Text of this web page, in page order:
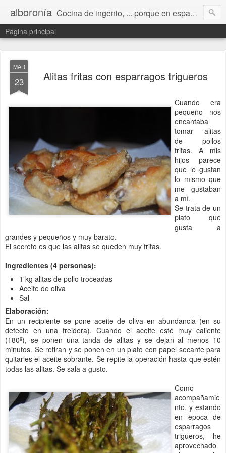
alboronía Cocina de ingenio, ... porque en español ingeniero viene de ingenio.
Página principal
MAR
23 Alitas fritas con esparragos trigueros
Cuando era
pequeño nos
encantaba
tomar alitas
de pollos
fritas. A mis
hijos parece
que le gustan
lo mismo que
me gustaban
a mí.
Se trata de un
plato que
gusta a
grandes y pequeños y muy barato.
El secreto es que las alitas se queden muy fritas.
Ingredientes (4 personas):
1 kg alitas de pollo troceadas
Aceite de oliva
Sal
Elaboración:
En un recipiente se pone aceite de oliva en abundancia (en su
defecto en una freidora). Cuando el aceite esté muy caliente
(180º), se ponen una tanda de alitas y se dejan al menos 10
minutos. Se retiran y se ponen en un plato con papel secante para
quitarles el aceite sobrante. Se repite la operación hasta que estén
todas las alitas. Se sala a gusto.
Como
acompañamie
nto, y estando
en epoca de
esparragos
trigueros, he
aprovechado